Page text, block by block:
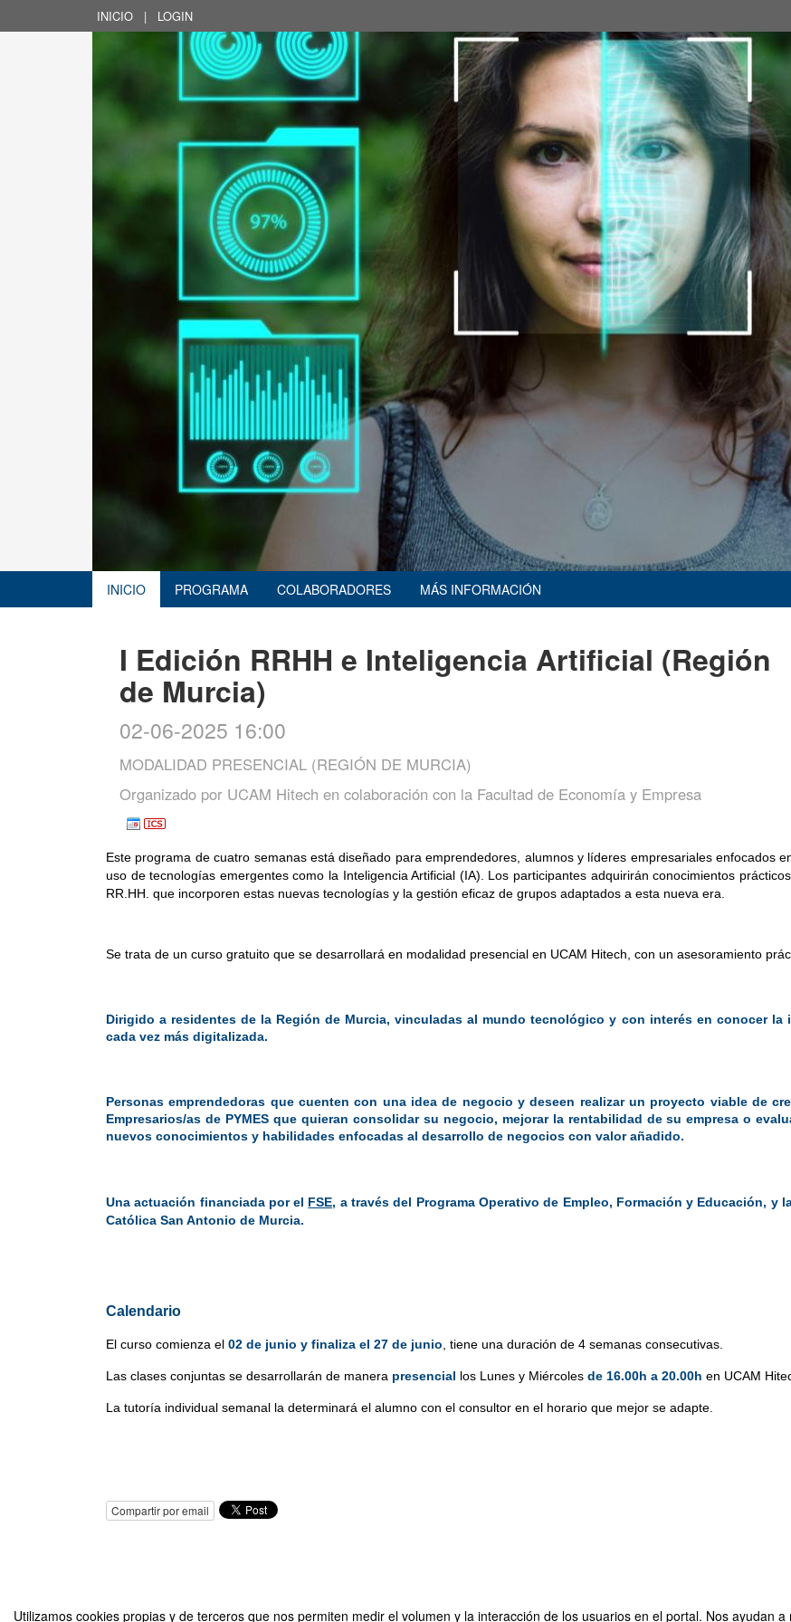
Utilizamos cookies propias y de terceros que nos permiten medir el volumen y la interacción de los usuarios en el portal. Nos ayudan
INICIO | LOGIN
INICIO PROGRAMA COLABORADORES MÁS INFORMACIÓN
I Edición RRHH e Inteligencia Artificial (Región
de Murcia)
02-06-2025 16:00
MODALIDAD PRESENCIAL (REGIÓN DE MURCIA)
Organizado por UCAM Hitech en colaboración con la Facultad de Economía y Empresa
Este programa de cuatro semanas está diseñado para emprendedores, alumnos y líderes empresariales enfocados
uso de tecnologías emergentes como la Inteligencia Artificial (IA). Los participantes adquirirán conocimientos
RR.HH. que incorporen estas nuevas tecnologías y la gestión eficaz de grupos adaptados a esta nueva era.
Se trata de un curso gratuito que se desarrollará en modalidad presencial en UCAM Hitech, con un asesoramiento
Dirigido a residentes de la Región de Murcia, vinculadas al mundo tecnológico y con interés en conocer
cada vez más digitalizada.
Personas emprendedoras que cuenten con una idea de negocio y deseen realizar un proyecto viable de
Empresarios/as de PYMES que quieran consolidar su negocio, mejorar la rentabilidad de su empresa o
nuevos conocimientos y habilidades enfocadas al desarrollo de negocios con valor añadido.
Una actuación financiada por el FSE, a través del Programa Operativo de Empleo, Formación y Educación, y
Católica San Antonio de Murcia.
Calendario
El curso comienza el 02 de junio y finaliza el 27 de junio , tiene una duración de 4 semanas consecutivas.
Las clases conjuntas se desarrollarán de manera presencial los Lunes y Miércoles de 16.00h a 20.00h en UCAM
La tutoría individual semanal la determinará el alumno con el consultor en el horario que mejor se adapte.
Compartir por email